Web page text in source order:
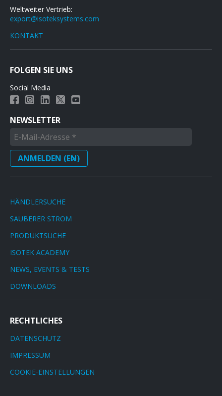
Weltweiter Vertrieb:
export@isoteksystems.com
KONTAKT
FOLGEN SIE UNS
Social Media
NEWSLETTER
HÄNDLERSUCHE
SAUBERER STROM
PRODUKTSUCHE
ISOTEK ACADEMY
NEWS, EVENTS & TESTS
DOWNLOADS
RECHTLICHES
DATENSCHUTZ
IMPRESSUM
COOKIE-EINSTELLUNGEN